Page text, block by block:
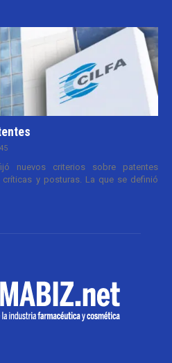
nuevos criterios sobre patentes
y posturas. La que se definió